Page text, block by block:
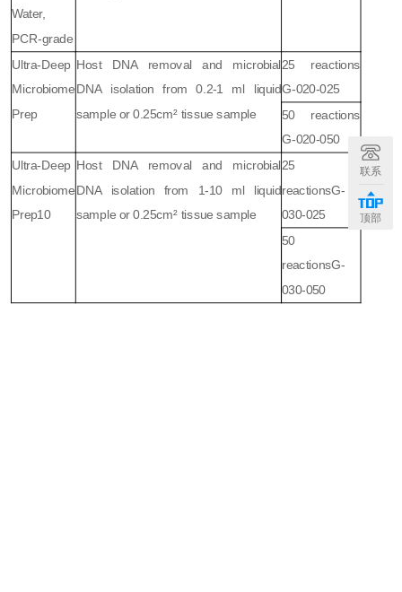
Water,
PCR-grade
Ultra-Deep
Microbiome
Prep
Host DNA removal and microbial
DNA isolation from 0.2-1 ml liquid
sample or 0.25cm² tissue sample
25 reactions
G-020-025
50 reactions
G-020-050
Ultra-Deep
Microbiome
Prep10
Host DNA removal and microbial
DNA isolation from 1-10 ml liquid
sample or 0.25cm² tissue sample
25
reactionsG-
030-025
50
reactionsG-
030-050
联系
顶部